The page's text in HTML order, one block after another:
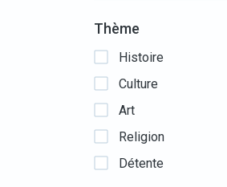
Thème
Histoire
Culture
Art
Religion
Détente